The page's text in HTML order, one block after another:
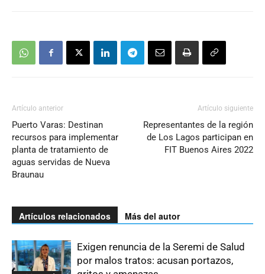
Artículo anterior
Puerto Varas: Destinan
recursos para implementar
planta de tratamiento de
aguas servidas de Nueva
Braunau
Artículo siguiente
Representantes de la región
de Los Lagos participan en
FIT Buenos Aires 2022
Artículos relacionados Más del autor
Exigen renuncia de la Seremi de Salud
por malos tratos: acusan portazos,